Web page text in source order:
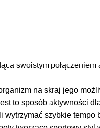
swoistym
na skraj jego
to sposób aktywności
szybkie tempo